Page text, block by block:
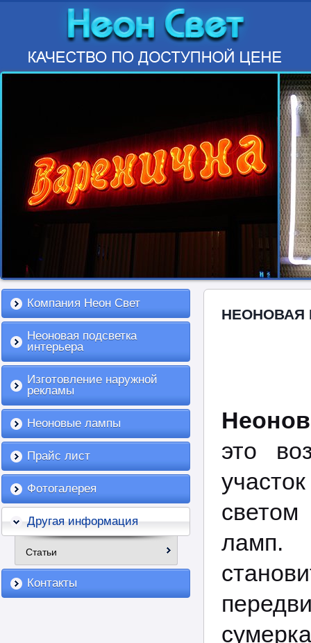
Компания Неон Свет
Неоновая подсветка
интерьера
Изготовление наружной
рекламы
Неоновые лампы
Прайс лист
Фотогалерея
Другая информация
Статьи
Контакты
НЕОНОВАЯ
это
ламп.